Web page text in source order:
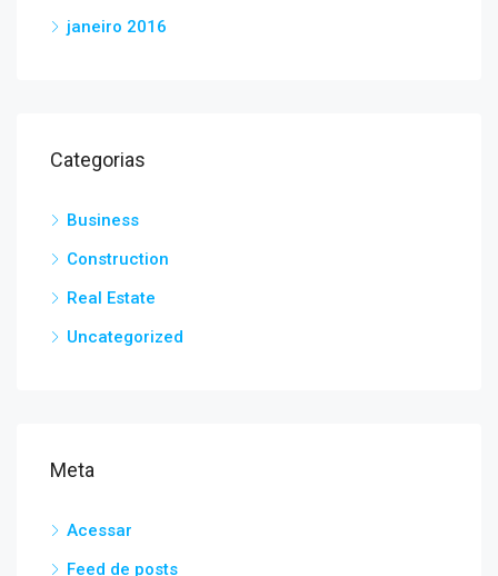
janeiro 2016
Categorias
Business
Construction
Real Estate
Uncategorized
Meta
Acessar
Feed de posts